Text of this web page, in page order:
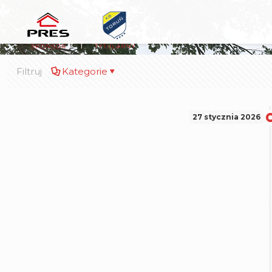
Filtruj Kategorie
27 stycznia 2026